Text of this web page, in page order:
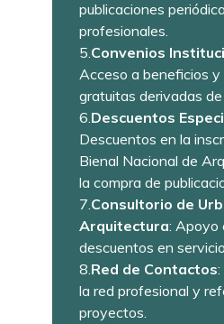
publicaciones
profesionales.
5.Convenios
Acceso a beneficios
gratuitas derivadas
6.Descuentos
Descuentos en la
Bienal Nacional de
la compra de
7.Consultorio de
Arquitectura: Apoyo
descuentos en
8.Red de Contactos
la red profesional y
proyectos.